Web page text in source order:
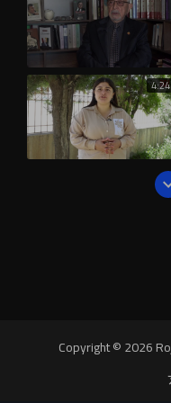
4:24
Copyright © 2026